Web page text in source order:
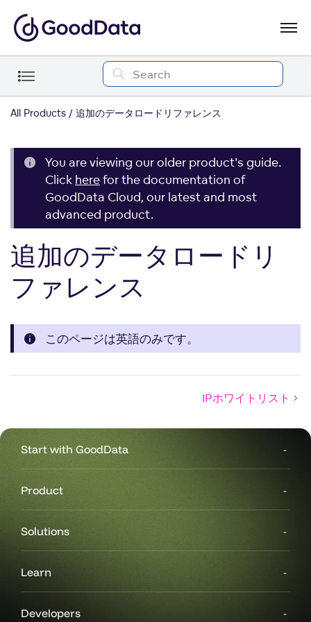
All Products 追加のデータロードリファレンス
You are viewing our older product's guide.
Click herefor the documentation of
GoodData Cloud, our latest and most
advanced product.
追加のデータロードリ
ファレンス
このページは英語のみです。
IPホワイトリスト
Start with GoodData
Product
Solutions
Learn
Developers